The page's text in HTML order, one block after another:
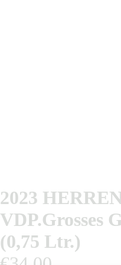
2023
VDP.Grosses
(0,75 Ltr.)